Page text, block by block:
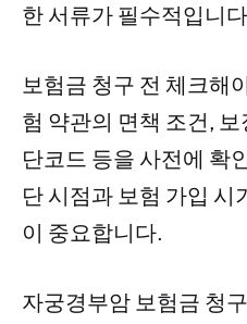
한 서류가 필수적입니
보험금 청구 전 체크해
험 약관의 면책 조건,
단코드 등을 사전에 확
단 시점과 보험 가입 시
이 중요합니다.
자궁경부암 보험금 청